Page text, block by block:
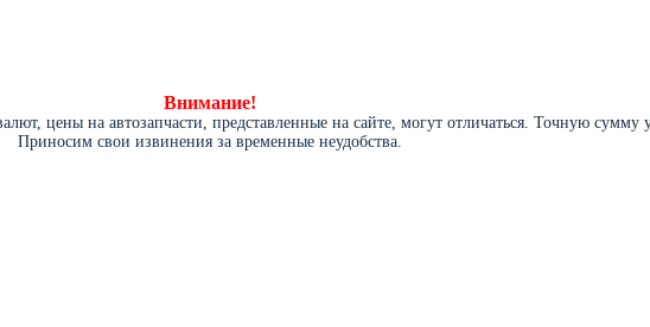
Внимание!
цены на автозапчасти, представленные на сайте, могут отличаться. Точную сумму
Приносим свои извинения за временные неудобства.